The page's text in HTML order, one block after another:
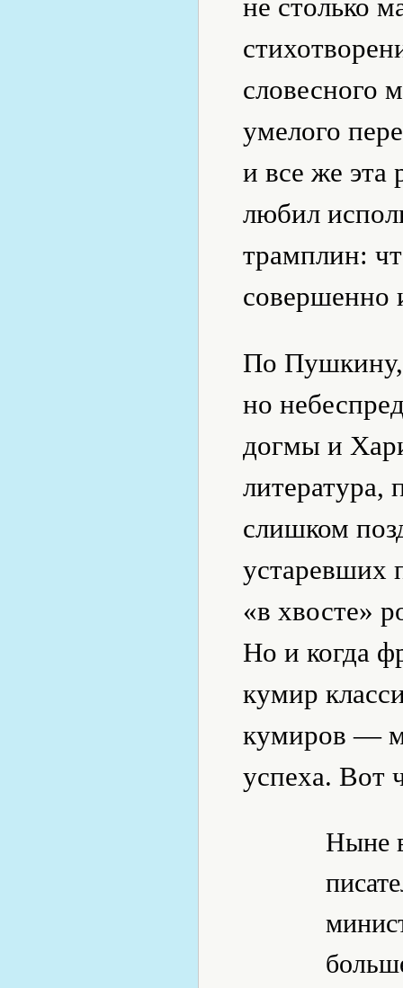
не столько
словесного
умелого
и все же эта
любил
трамплин:
совершенно
По Пушкину,
но
догмы и
литература,
слишком
устаревших
«в хвосте»
Но и когда
кумир
кумиров —
успеха. Вот
Ныне